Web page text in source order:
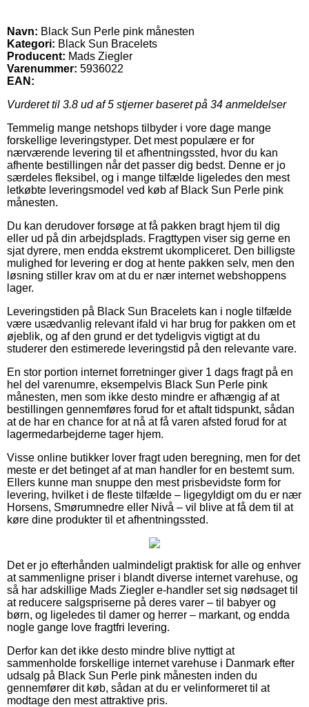
Navn: Black Sun Perle pink månesten
Kategori: Black Sun Bracelets
Producent: Mads Ziegler
Varenummer: 5936022
EAN:
Vurderet til 3.8 ud af 5 stjerner baseret på 34 anmeldelser
Temmelig mange netshops tilbyder i vore dage mange
forskellige leveringstyper. Det mest populære er for
nærværende levering til et afhentningssted, hvor du kan
afhente bestillingen når det passer dig bedst. Denne er jo
særdeles fleksibel, og i mange tilfælde ligeledes den mest
letkøbte leveringsmodel ved køb af Black Sun Perle pink
månesten.
Du kan derudover forsøge at få pakken bragt hjem til dig
eller ud på din arbejdsplads. Fragttypen viser sig gerne en
sjat dyrere, men endda ekstremt ukompliceret. Den billigste
mulighed for levering er dog at hente pakken selv, men den
løsning stiller krav om at du er nær internet webshoppens
lager.
Leveringstiden på Black Sun Bracelets kan i nogle tilfælde
være usædvanlig relevant ifald vi har brug for pakken om et
øjeblik, og af den grund er det tydeligvis vigtigt at du
studerer den estimerede leveringstid på den relevante vare.
En stor portion internet forretninger giver 1 dags fragt på en
hel del varenumre, eksempelvis Black Sun Perle pink
månesten, men som ikke desto mindre er afhængig af at
bestillingen gennemføres forud for et aftalt tidspunkt, sådan
at de har en chance for at nå at få varen afsted forud for at
lagermedarbejderne tager hjem.
Visse online butikker lover fragt uden beregning, men for det
meste er det betinget af at man handler for en bestemt sum.
Ellers kunne man snuppe den mest prisbevidste form for
levering, hvilket i de fleste tilfælde – ligegyldigt om du er nær
Horsens, Smørumnedre eller Nivå – vil blive at få dem til at
køre dine produkter til et afhentningssted.
Det er jo efterhånden ualmindeligt praktisk for alle og enhver
at sammenligne priser i blandt diverse internet varehuse, og
så har adskillige Mads Ziegler e-handler set sig nødsaget til
at reducere salgspriserne på deres varer – til babyer og
børn, og ligeledes til damer og herrer – markant, og endda
nogle gange love fragtfri levering.
Derfor kan det ikke desto mindre blive nyttigt at
sammenholde forskellige internet varehuse i Danmark efter
udsalg på Black Sun Perle pink månesten inden du
gennemfører dit køb, sådan at du er velinformeret til at
modtage den mest attraktive pris.